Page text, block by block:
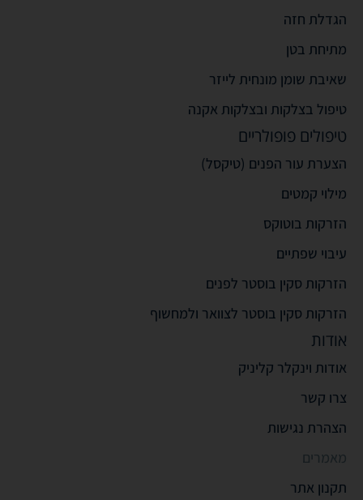
הגדלת חזה
מתיחת בטן
שאיבת שומן מונחית לייזר
טיפול בצלקות ובצלקות אקנה
טיפולים פופולריים
הצערת עור הפנים (טיקסל)
מילוי קמטים
הזרקות בוטוקס
עיבוי שפתיים
הזרקות סקין בוסטר לפנים
הזרקות סקין בוסטר לצוואר ולמחשוף
אודות
אודות וינקלר קליניק
צרו קשר
הצהרת נגישות
מאמרים
תקנון אתר